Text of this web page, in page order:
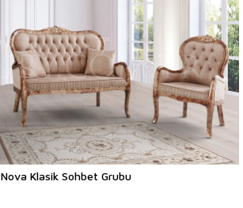
Nova Klasik Sohbet Grubu